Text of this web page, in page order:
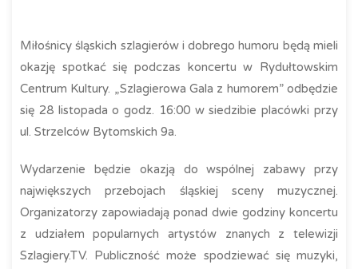
Miłośnicy śląskich szlagierów i dobrego humoru będą mieli
okazję spotkać się podczas koncertu w Rydułtowskim
Centrum Kultury. „Szlagierowa Gala z humorem” odbędzie
się 28 listopada o godz. 16:00 w siedzibie placówki przy
ul. Strzelców Bytomskich 9a.
Wydarzenie będzie okazją do wspólnej zabawy przy
największych przebojach śląskiej sceny muzycznej.
Organizatorzy zapowiadają ponad dwie godziny koncertu
z udziałem popularnych artystów znanych z telewizji
Szlagiery.TV. Publiczność może spodziewać się muzyki,